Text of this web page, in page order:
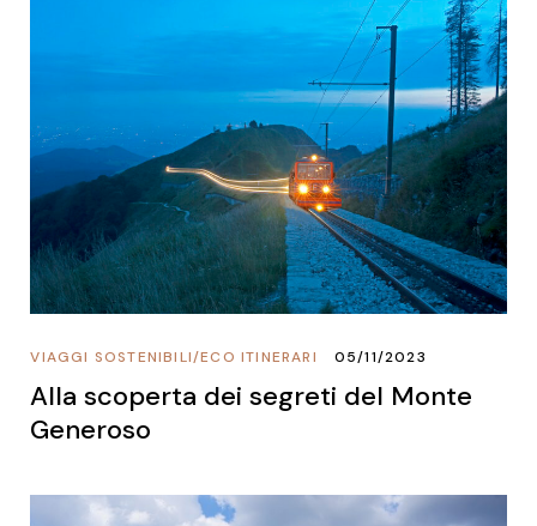
ECO ITINERARI
/
VIAGGI SOSTENIBILI 05/11/2023
Alla scoperta dei segreti del Monte
Generoso